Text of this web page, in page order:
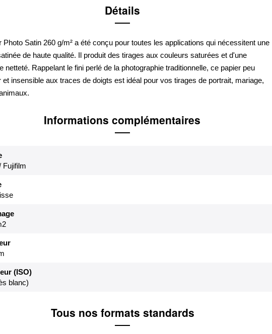
Détails
Photo Satin 260 g/m² a été conçu pour toutes les applications qui nécessitent une
de haute qualité. Il produit des tirages aux couleurs saturées et d'une
netteté. Rappelant le fini perlé de la photographie traditionnelle, ce papier peu
et insensible aux traces de doigts est idéal pour vos tirages de portrait, mariage,
Informations complémentaires
Fujifilm
(ISO)
blanc)
Tous nos formats standards